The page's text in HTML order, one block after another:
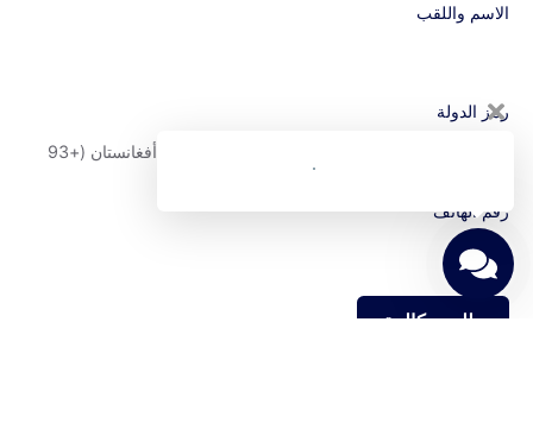
الاسم واللقب
رمز الدولة
رقم الهاتف